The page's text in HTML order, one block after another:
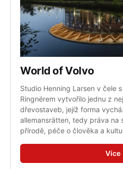
World of Volvo
Studio Henning Larsen v čele
Ringnérem vytvořilo jednu z
dřevostaveb, jejíž forma
allemansrätten, tedy práva na
přírodě, péče o člověka a
Více